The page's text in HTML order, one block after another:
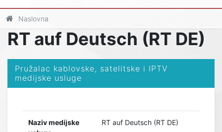
Naslovna
RT auf Deutsch (RT DE)
Pružalac kablovske, satelitske i IPTV
medijske usluge
Naziv medijske
RT auf Deutsch (RT DE)